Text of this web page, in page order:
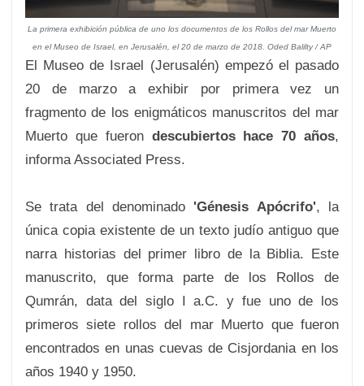
La primera exhibición pública de uno los documentos de los Rollos del mar Muerto
en el Museo de Israel, en Jerusalén, el 20 de marzo de 2018. Oded Balilty / AP
El Museo de Israel (Jerusalén) empezó el pasado
20 de marzo a exhibir por primera vez un
fragmento de los enigmáticos manuscritos del mar
Muerto que fueron descubiertos hace 70 años,
informa Associated Press.
Se trata del denominado 'Génesis Apócrifo', la
única copia existente de un texto judío antiguo que
narra historias del primer libro de la Biblia. Este
manuscrito, que forma parte de los Rollos de
Qumrán, data del siglo I a.C. y fue uno de los
primeros siete rollos del mar Muerto que fueron
encontrados en unas cuevas de Cisjordania en los
años 1940 y 1950.